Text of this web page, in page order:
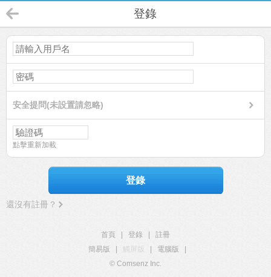
登錄
安全提問(未設置請忽略)
點擊重新加載
登錄
還沒有註冊？
首頁 登錄
註冊
簡易版
觸屏版 電腦版
© Comsenz Inc.